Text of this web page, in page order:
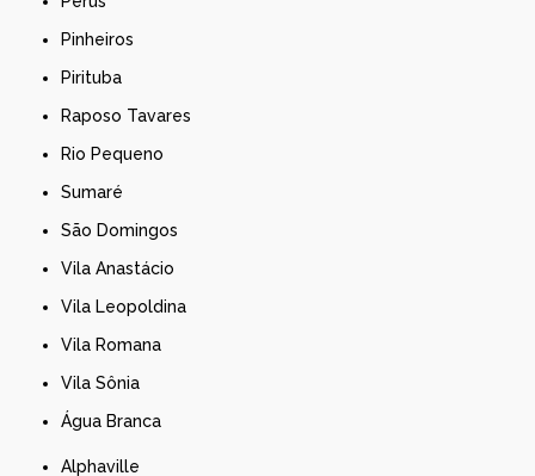
Pinheiros
Pirituba
Raposo Tavares
Rio Pequeno
Sumaré
São Domingos
Vila Anastácio
Vila Leopoldina
Vila Romana
Vila Sônia
Água Branca
Alphaville